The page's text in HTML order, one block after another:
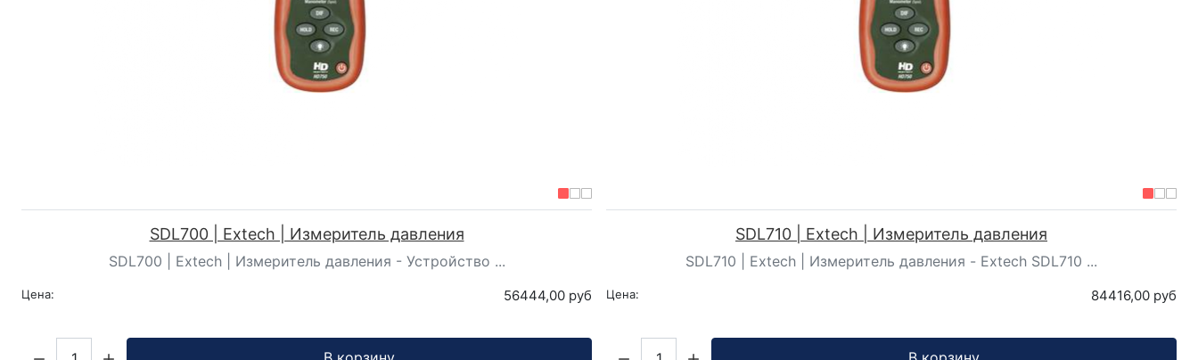
SDL700 | Extech | Измеритель давления
SDL700 | Extech | Измеритель давления - Устройство ...
Цена: 56444,00 руб
SDL710 | Extech | Измеритель давления
SDL710 | Extech | Измеритель давления - Extech SDL710 ...
Цена: 84416,00 руб